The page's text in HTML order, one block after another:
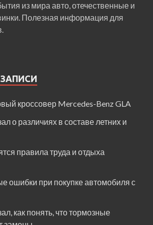
из мира авто, отечественные и
Полезная информация для
кроссовер Mercedes-Benz GLA
о различиях в составе летних и
правила труда и отдыха
ошибки при покупке автомобиля с
как понять, что тормозные